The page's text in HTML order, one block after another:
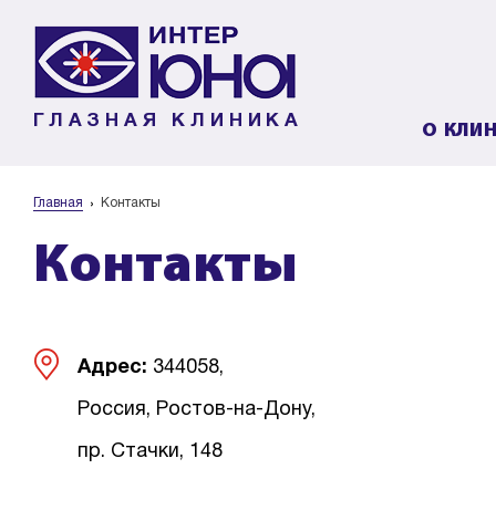
ГЛАЗНАЯ КЛИНИКА О
Главная Контакты
Контакты
Адрес: 344058,
Россия, Ростов-на-Дону,
пр. Стачки, 148